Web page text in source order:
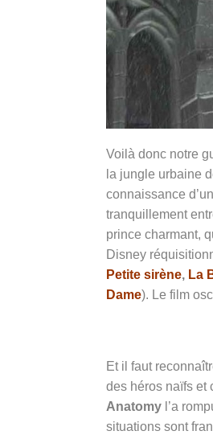
Voilà donc notre
la jungle urbaine
connaissance
tranquillement
prince charmant,
Disney
Petite sirène, La
Dame). Le film
Et il faut
des héros naïfs et
Anatomy l’a
situations sont